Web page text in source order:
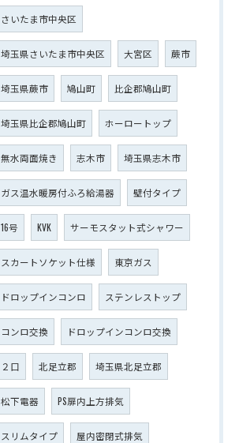
さいたま市中央区
埼玉県さいたま市中央区 大宮区 蕨市
埼玉県蕨市 鳩山町 比企郡鳩山町
埼玉県比企郡鳩山町 ホーロートップ
無水両面焼き 志木市 埼玉県志木市
ガス温水暖房付ふろ給湯器 壁付タイプ
16号 KVK サーモスタット式シャワー
スカートソケット仕様 東京ガス
ドロップインコンロ ステンレストップ
コンロ交換 ドロップインコンロ交換
２口 北足立郡 埼玉県北足立郡
松下電器 PS扉内上方排気
スリムタイプ 屋内密閉式排気